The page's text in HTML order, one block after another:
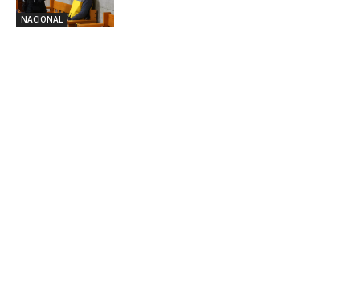
NACIONAL